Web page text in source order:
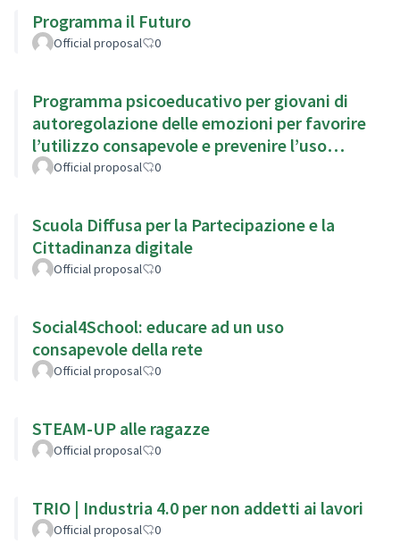
Programma il Futuro
Official proposal 0
Programma psicoeducativo per giovani di
autoregolazione delle emozioni per favorire
l’utilizzo consapevole e prevenire l’uso
problematico di Internet
Official proposal 0
Scuola Diffusa per la Partecipazione e la
Cittadinanza digitale
Official proposal 0
Social4School: educare ad un uso
consapevole della rete
Official proposal 0
STEAM-UP alle ragazze
Official proposal 0
TRIO | Industria 4.0 per non addetti ai lavori
Official proposal 0